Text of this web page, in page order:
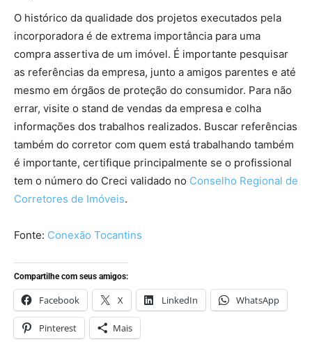
O histórico da qualidade dos projetos executados pela
incorporadora é de extrema importância para uma
compra assertiva de um imóvel. É importante pesquisar
as referências da empresa, junto a amigos parentes e até
mesmo em órgãos de proteção do consumidor. Para não
errar, visite o stand de vendas da empresa e colha
informações dos trabalhos realizados. Buscar referências
também do corretor com quem está trabalhando também
é importante, certifique principalmente se o profissional
tem o número do Creci validado no Conselho Regional de
Corretores de Imóveis.
Fonte: Conexão Tocantins
Compartilhe com seus amigos:
Facebook X LinkedIn WhatsApp
Pinterest Mais